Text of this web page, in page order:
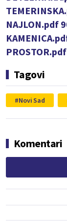
NAJLON.pdf
PROSTOR.pdf
Tagovi
Novi Sad
Komentari